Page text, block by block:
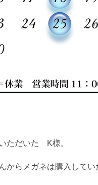
ただいた K様。
からメガネは購入してい